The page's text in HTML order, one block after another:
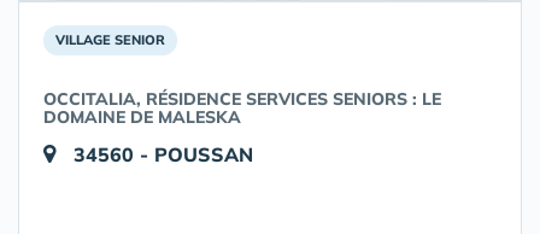
VILLAGE SENIOR
OCCITALIA, RÉSIDENCE SERVICES SENIORS : LE
DOMAINE DE MALESKA
34560 - POUSSAN